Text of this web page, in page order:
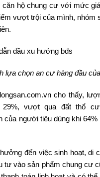
hộ chung cư với mức
vượt trội của mình, nhóm
lựa chọn an cư hàng đầu
cho thấy,
vượt qua đất thổ
người tiêu dùng khi
đến việc sinh hoạt, di
vào sản phẩm chung cư